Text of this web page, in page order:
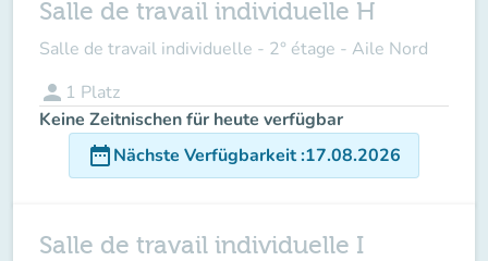
Salle de travail individuelle H
Salle de travail individuelle - 2° étage - Aile Nord
person 1 Platz
Keine Zeitnischen für heute verfügbar
date_rangeNächste Verfügbarkeit:17.08.2026
Salle de travail individuelle I